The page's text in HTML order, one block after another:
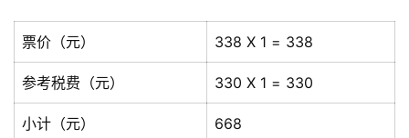
票价（元） 338 X 1 = 338
参考税费（元） 330 X 1 = 330
小计（元） 668